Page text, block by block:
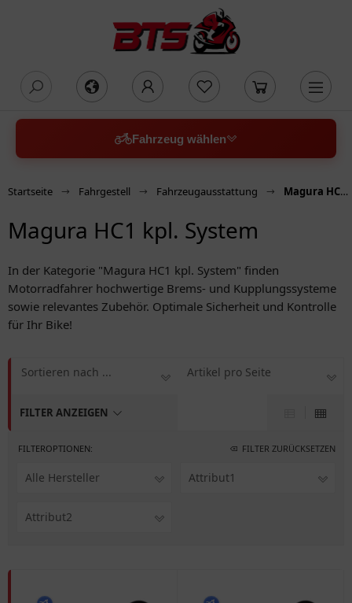
Fahrzeug wählen
Startseite Fahrgestell Fahrzeugausstattung Magura HC1 kpl. System
Magura HC1 kpl. System
In der Kategorie "Magura HC1 kpl. System" finden
Motorradfahrer hochwertige Brems- und Kupplungssysteme
sowie relevantes Zubehör. Optimale Sicherheit und Kontrolle
für Ihr Bike!
FILTER ANZEIGEN
Sortieren nach ... Artikel pro Seite
FILTEROPTIONEN: FILTER ZURÜCKSETZEN
Alle Hersteller Attribut1
Attribut2